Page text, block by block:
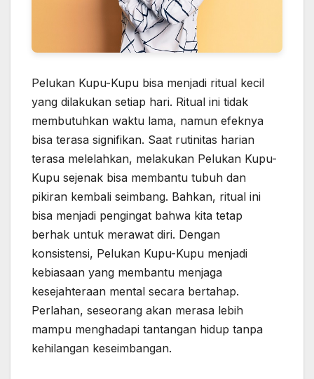
Pelukan Kupu-Kupu bisa menjadi ritual kecil
yang dilakukan setiap hari. Ritual ini tidak
membutuhkan waktu lama, namun efeknya
bisa terasa signifikan. Saat rutinitas harian
terasa melelahkan, melakukan Pelukan Kupu-
Kupu sejenak bisa membantu tubuh dan
pikiran kembali seimbang. Bahkan, ritual ini
bisa menjadi pengingat bahwa kita tetap
berhak untuk merawat diri. Dengan
konsistensi, Pelukan Kupu-Kupu menjadi
kebiasaan yang membantu menjaga
kesejahteraan mental secara bertahap.
Perlahan, seseorang akan merasa lebih
mampu menghadapi tantangan hidup tanpa
kehilangan keseimbangan.